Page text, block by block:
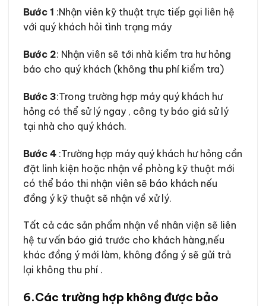
Bước 1 :Nhận viên kỹ thuật trực tiếp gọi liên hệ
với quý khách hỏi tình trạng máy
Bước 2: Nhận viên sẽ tới nhà kiểm tra hư hỏng
báo cho quý khách (không thu phí kiểm tra)
Bước 3:Trong trường hợp máy quý khách hư
hỏng có thể sử lý ngay , công ty báo giá sử lý
tại nhà cho quý khách.
Bước 4 :Trường hợp máy quý khách hư hỏng cần
đặt linh kiện hoặc nhận về phòng kỹ thuật mới
có thể báo thi nhận viên sẽ báo khách nếu
đồng ý kỹ thuật sẽ nhận về xử lý.
Tất cả các sản phẩm nhận về nhân viện sẽ liên
hệ tư vấn báo giá trước cho khách hàng,nếu
khác đồng ý mới làm, không đồng ý sẽ gửi trả
lại không thu phí .
6.Các trường hợp không được bảo